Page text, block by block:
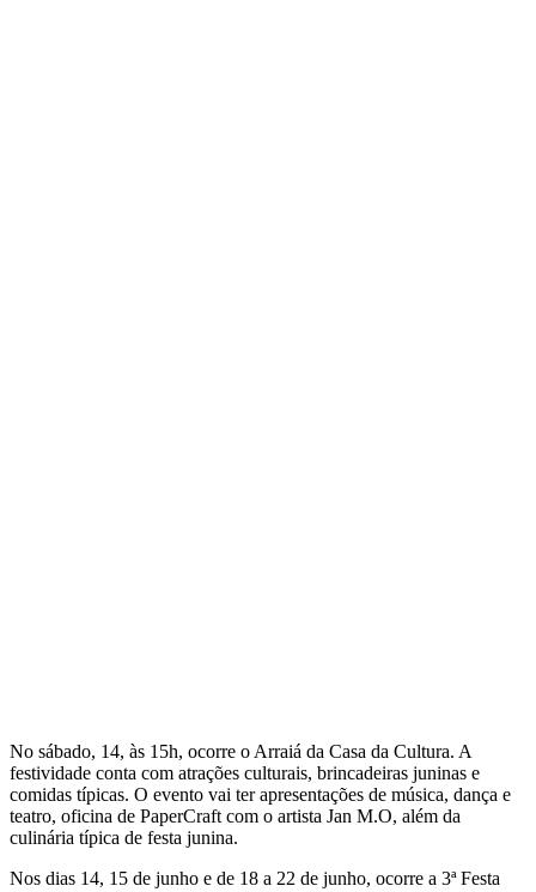
No sábado, 14, às 15h, ocorre o Arraiá da Casa da Cultura. A
festividade conta com atrações culturais, brincadeiras juninas e
comidas típicas. O evento vai ter apresentações de música, dança e
teatro, oficina de PaperCraft com o artista Jan M.O, além da
culinária típica de festa junina.
Nos dias 14, 15 de junho e de 18 a 22 de junho, ocorre a 3ª Festa